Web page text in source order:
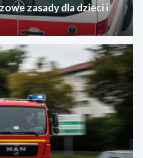
zasady dla dzieci i